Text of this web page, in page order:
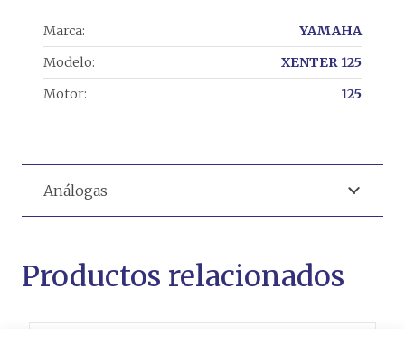
Marca:
YAMAHA
Modelo:
XENTER 125
Motor:
125
Análogas
Productos relacionados